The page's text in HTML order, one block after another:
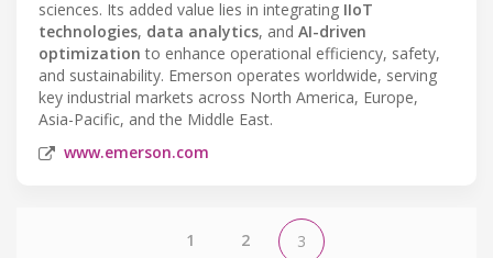
sciences. Its added value lies in integrating IIoT
technologies, data analytics, and AI-driven
optimization to enhance operational efficiency, safety,
and sustainability. Emerson operates worldwide, serving
key industrial markets across North America, Europe,
Asia-Pacific, and the Middle East.
www.emerson.com
1 2 3